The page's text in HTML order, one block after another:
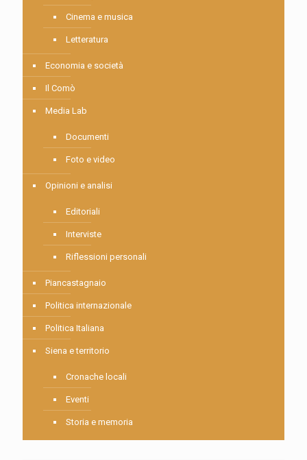
Cinema e musica
Letteratura
Economia e società
Il Comò
Media Lab
Documenti
Foto e video
Opinioni e analisi
Editoriali
Interviste
Riflessioni personali
Piancastagnaio
Politica internazionale
Politica Italiana
Siena e territorio
Cronache locali
Eventi
Storia e memoria